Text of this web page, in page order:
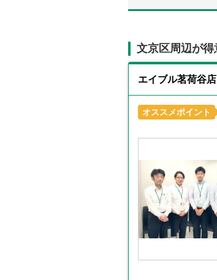
文京区周辺が
エイブル茗荷谷店
オススメポイント